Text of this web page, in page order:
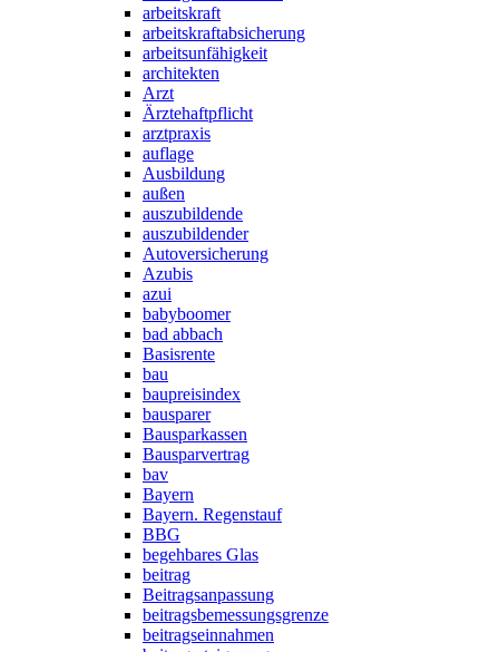
arbeitskraft
arbeitskraftabsicherung
arbeitsunfähigkeit
architekten
Arzt
Ärztehaftpflicht
arztpraxis
auflage
Ausbildung
außen
auszubildende
auszubildender
Autoversicherung
Azubis
azui
babyboomer
bad abbach
Basisrente
bau
baupreisindex
bausparer
Bausparkassen
Bausparvertrag
bav
Bayern
Bayern. Regenstauf
BBG
begehbares Glas
beitrag
Beitragsanpassung
beitragsbemessungsgrenze
beitragseinnahmen